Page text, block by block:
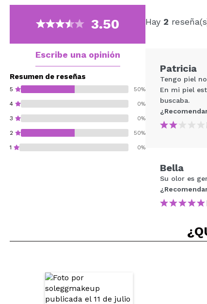
3.50
Escribe una opinión
Resumen de reseñas
5 50%
4 0%
3 0%
2 50%
1 0%
Hay 2
¿Recomendarías
Patricia
Tengo piel
En mi piel
buscaba.
|
Bella
Su olor es
|